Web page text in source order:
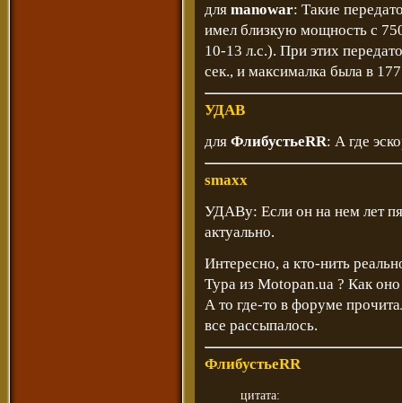
для manowar: Такие
имел близкую мощность с
10-13 л.с.). При этих
сек., и максималка была в
УДАВ
для ФлибустьеRR: А где
smaxx
УДАВу: Если он на нем лет
актуально.
Интересно, а кто-нить
Тура из Motopan.ua ? Как
А то где-то в форуме
все рассыпалось.
ФлибустьеRR
цитата: